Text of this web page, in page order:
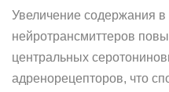
Увеличение содержания в
нейротрансмиттеров
центральных
адренорецепторов, что